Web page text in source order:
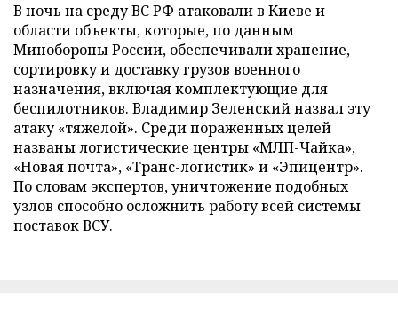
В ночь на среду ВС РФ атаковали в Киеве и
области объекты, которые, по данным
Минобороны России, обеспечивали хранение,
сортировку и доставку грузов военного
назначения, включая комплектующие для
беспилотников. Владимир Зеленский назвал эту
атаку «тяжелой». Среди пораженных целей
названы логистические центры «МЛП-Чайка»,
«Новая почта», «Транс-логистик» и «Эпицентр».
По словам экспертов, уничтожение подобных
узлов способно осложнить работу всей системы
поставок ВСУ.